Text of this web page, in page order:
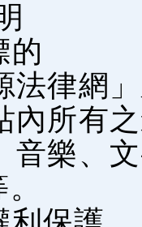
的
法律網
內所有
音樂、